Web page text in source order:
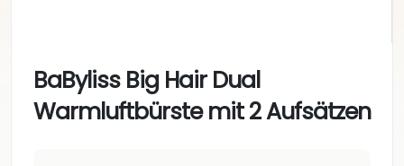
BaByliss Big Hair Dual
Warmluftbürste mit 2 Aufsätzen